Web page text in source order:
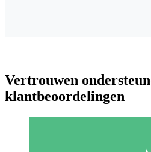
Vertrouwen
klantbeoordelingen